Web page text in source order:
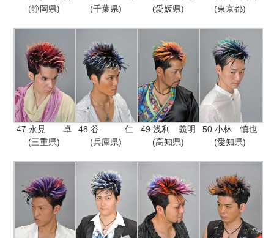
(静岡県)
(千葉県)
(愛媛県)
(東京都)
47.永見 卓
(三重県)
48.谷 仁
(兵庫県)
49.浅利 義明
(高知県)
50.小林 慎也
(愛知県)